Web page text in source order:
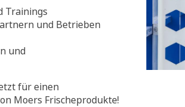
Trainings
und Betrieben
und
für einen
Moers Frischeprodukte!